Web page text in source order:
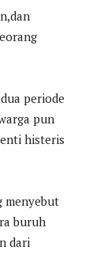
periode
pun
histeris
menyebut
buruh
dari